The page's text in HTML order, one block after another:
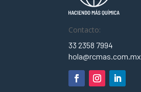
Contacto:
33 2358 7994
hola@rcmas.com.mx